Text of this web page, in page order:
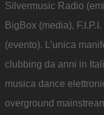
Silvermusic Radio
BigBox (media),
(evento). L’unica
clubbing da anni in
musica dance
overground